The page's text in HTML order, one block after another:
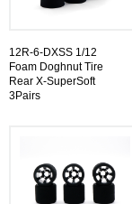
12R-6-DXSS 1/12
Foam Doghnut Tire
Rear X-SuperSoft
3Pairs